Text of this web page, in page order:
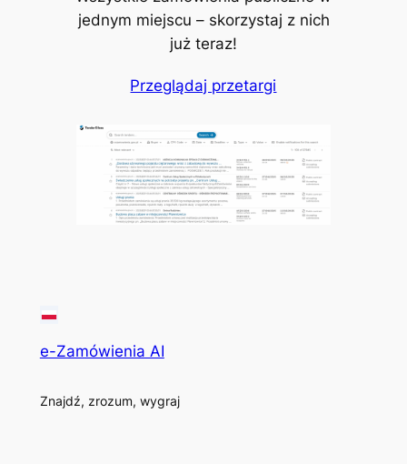
jednym miejscu – skorzystaj z nich
już teraz!
Przeglądaj przetargi
e-Zamówienia AI
Znajdź, zrozum, wygraj